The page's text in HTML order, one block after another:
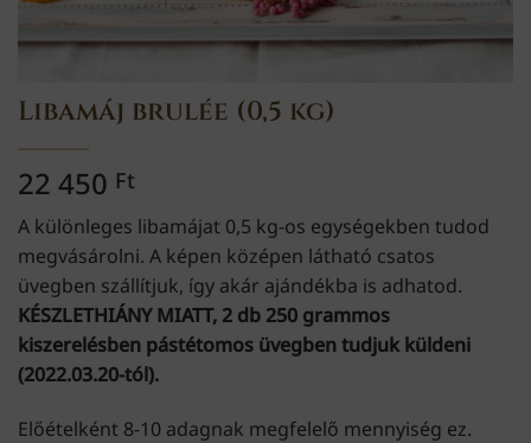
Libamáj brulée (0,5 kg)
22 450 Ft
A különleges libamájat 0,5 kg-os egységekben tudod
megvásárolni. A képen középen látható csatos
üvegben szállítjuk, így akár ajándékba is adhatod.
KÉSZLETHIÁNY MIATT, 2 db 250 grammos
kiszerelésben pástétomos üvegben tudjuk küldeni
(2022.03.20-tól).
Előételként 8-10 adagnak megfelelő mennyiség ez.